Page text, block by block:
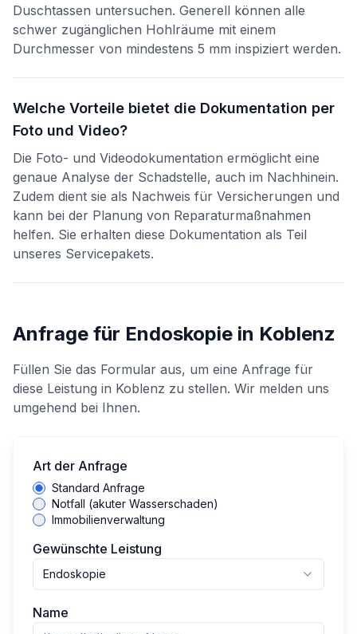
Duschtassen untersuchen. Generell können alle
schwer zugänglichen Hohlräume mit einem
Durchmesser von mindestens 5 mm inspiziert werden.
Welche Vorteile bietet die Dokumentation per
Foto und Video?
Die Foto- und Videodokumentation ermöglicht eine
genaue Analyse der Schadstelle, auch im Nachhinein.
Zudem dient sie als Nachweis für Versicherungen und
kann bei der Planung von Reparaturmaßnahmen
helfen. Sie erhalten diese Dokumentation als Teil
unseres Servicepakets.
Anfrage für Endoskopie in Koblenz
Füllen Sie das Formular aus, um eine Anfrage für
diese Leistung in Koblenz zu stellen. Wir melden uns
umgehend bei Ihnen.
Art der Anfrage
Standard Anfrage
Notfall (akuter Wasserschaden)
Immobilienverwaltung
Gewünschte Leistung
Endoskopie
Name